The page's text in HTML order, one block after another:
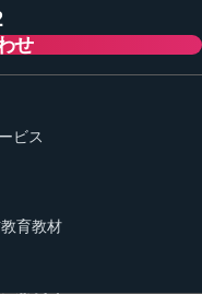
せ
ビス
育教材